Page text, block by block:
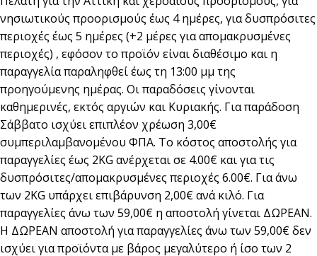
νησιωτικούς προορισμούς έως 4 ημέρες, για δυσπρόσιτες
περιοχές έως 5 ημέρες (+2 μέρες για απομακρυσμένες
περιοχές) , εφόσον το προϊόν είναι διαθέσιμο και η
παραγγελία παραληφθεί έως τη 13:00 μμ της
προηγούμενης ημέρας. Οι παραδόσεις γίνονται
καθημερινές, εκτός αργιών και Κυριακής. Για παράδοση
Σάββατο ισχύει επιπλέον χρέωση 3,00€
συμπεριλαμβανομένου ΦΠΑ. Το κόστος αποστολής για
παραγγελίες έως 2KG ανέρχεται σε 4.00€ και για τις
δυσπρόσιτες/απομακρυσμένες περιοχές 6.00€. Για άνω
των 2KG υπάρχει επιβάρυνση 2,00€ ανά κιλό. Για
παραγγελίες άνω των 59,00€ η αποστολή γίνεται ΔΩΡΕΑΝ.
Η ΔΩΡΕΑΝ αποστολή για παραγγελίες άνω των 59,00€ δεν
ισχύει για προϊόντα με βάρος μεγαλύτερο ή ίσο των 2